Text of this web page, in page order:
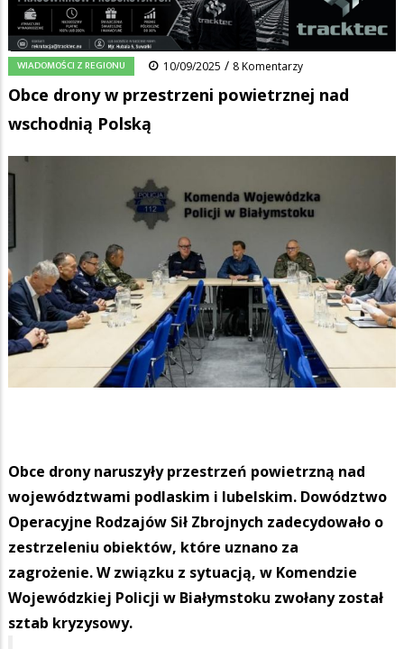
nawigacyjnaFacebookPinterest Tumblr
0 Reddit Share
WIADOMOŚCI Z REGIONU 10/09/2025 / 8 Komentarzy
Obce drony w przestrzeni powietrznej nad
wschodnią Polską
Obce drony naruszyły przestrzeń powietrzną nad
województwami podlaskim i lubelskim. Dowództwo
Operacyjne Rodzajów Sił Zbrojnych zadecydowało o
zestrzeleniu obiektów, które uznano za
zagrożenie. W związku z sytuacją, w Komendzie
Wojewódzkiej Policji w Białymstoku zwołany został
sztab kryzysowy.